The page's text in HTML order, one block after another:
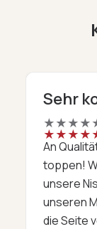
Sehr
★
★
★
★
★
★
★
★
An
toppen!
unsere
unseren
die Seite